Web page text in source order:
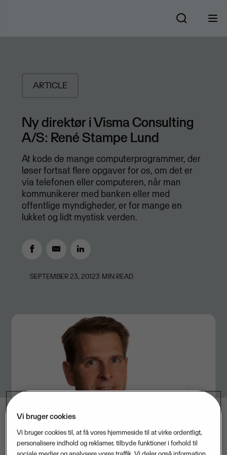
ARTICLE
Ny direktør i Visma Consulting
A/S: René Stampe Lund
At kode de mange computerprogrammer, der
løser fortsat flere opgaver for os, om det er
via telefonen eller computeren, når man
kommunikerer med banken eller med
offentlige myndigheder, er for mange en
lukket og lidt mystisk verden.
SEPTEMBER 23, 20123 MIN READ
Vi bruger cookies
Vi bruger cookies til, at få vores hjemmeside til at virke ordentligt,
personalisere indhold og reklamer, tilbyde funktioner i forhold til